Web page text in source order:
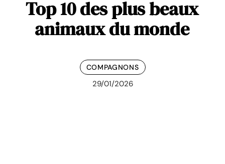
Top 10 des plus beaux
animaux du monde
COMPAGNONS
29/01/2026